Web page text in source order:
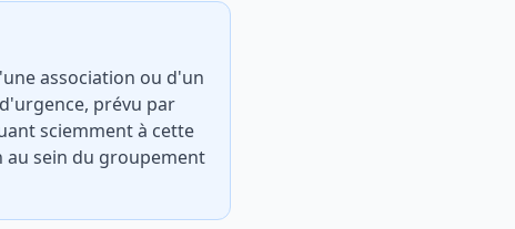
association ou d'un
prévu par
sciemment à cette
au sein du groupement